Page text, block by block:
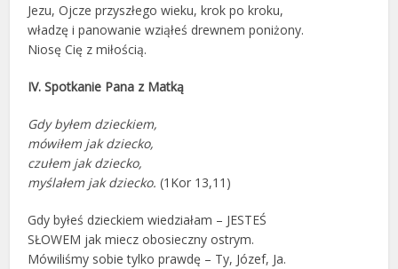
Jezu, Ojcze przyszłego wieku, krok po kroku,
władzę i panowanie wziąłeś drewnem poniżony.
Niosę Cię z miłością.
IV. Spotkanie Pana z Matką
Gdy byłem dzieckiem,
mówiłem jak dziecko,
czułem jak dziecko,
myślałem jak dziecko. (1Kor 13,11)
Gdy byłeś dzieckiem wiedziałam – JESTEŚ
SŁOWEM jak miecz obosieczny ostrym.
Mówiliśmy sobie tylko prawdę – Ty, Józef, Ja.